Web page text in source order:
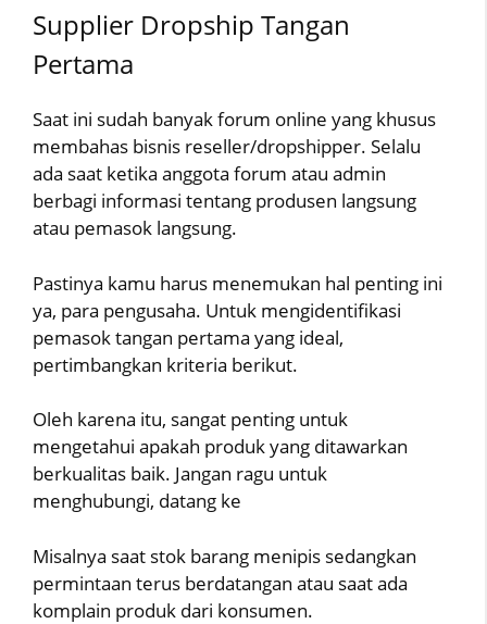
Supplier Dropship Tangan
Pertama
Saat ini sudah banyak forum online yang khusus
membahas bisnis reseller/dropshipper. Selalu
ada saat ketika anggota forum atau admin
berbagi informasi tentang produsen langsung
atau pemasok langsung.
Pastinya kamu harus menemukan hal penting ini
ya, para pengusaha. Untuk mengidentifikasi
pemasok tangan pertama yang ideal,
pertimbangkan kriteria berikut.
Oleh karena itu, sangat penting untuk
mengetahui apakah produk yang ditawarkan
berkualitas baik. Jangan ragu untuk
menghubungi, datang ke
Misalnya saat stok barang menipis sedangkan
permintaan terus berdatangan atau saat ada
komplain produk dari konsumen.